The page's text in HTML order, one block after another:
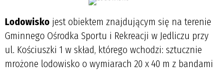
Lodowisko jest obiektem znajdującym się na terenie
Gminnego Ośrodka Sportu i Rekreacji w Jedliczu przy
ul. Kościuszki 1 w skład, którego wchodzi: sztucznie
mrożone lodowisko o wymiarach 20 x 40 m z bandami